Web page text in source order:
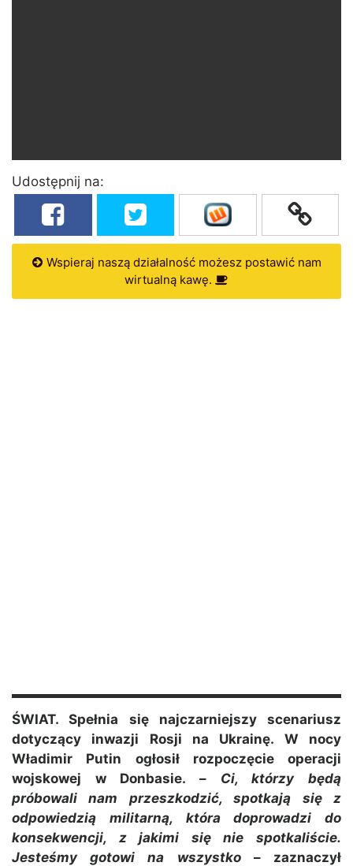
Udostępnij na:
Wspieraj naszą działalność możesz postawić nam
wirtualną kawę.
ŚWIAT. Spełnia się najczarniejszy scenariusz
dotyczący inwazji Rosji na Ukrainę. W nocy
Władimir Putin ogłosił rozpoczęcie operacji
wojskowej w Donbasie. – Ci, którzy będą
próbowali nam przeszkodzić, spotkają się z
odpowiedzią militarną, która doprowadzi do
konsekwencji, z jakimi się nie spotkaliście.
Jesteśmy gotowi na wszystko– zaznaczył